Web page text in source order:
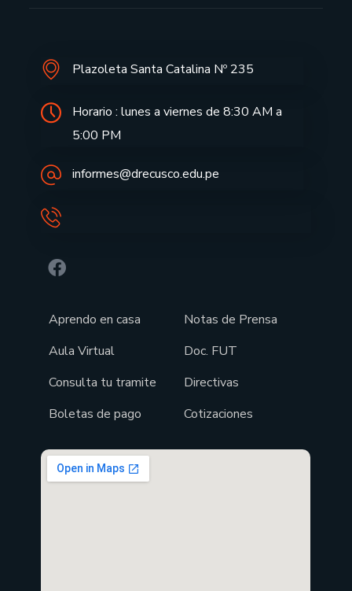
Plazoleta Santa Catalina Nº 235
Horario : lunes a viernes de 8:30 AM a
5:00 PM
informes@drecusco.edu.pe
Aprendo en casa
Aula Virtual
Consulta tu tramite
Boletas de pago
Notas de Prensa
Doc. FUT
Directivas
Cotizaciones